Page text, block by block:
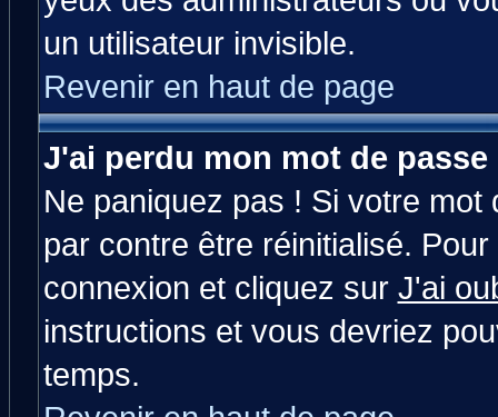
un utilisateur invisible.
Revenir en haut de page
J'ai perdu mon mot de passe
Ne paniquez pas ! Si votre
par contre être réinitialisé.
connexion et cliquez sur J'ai
instructions et vous devriez
temps.